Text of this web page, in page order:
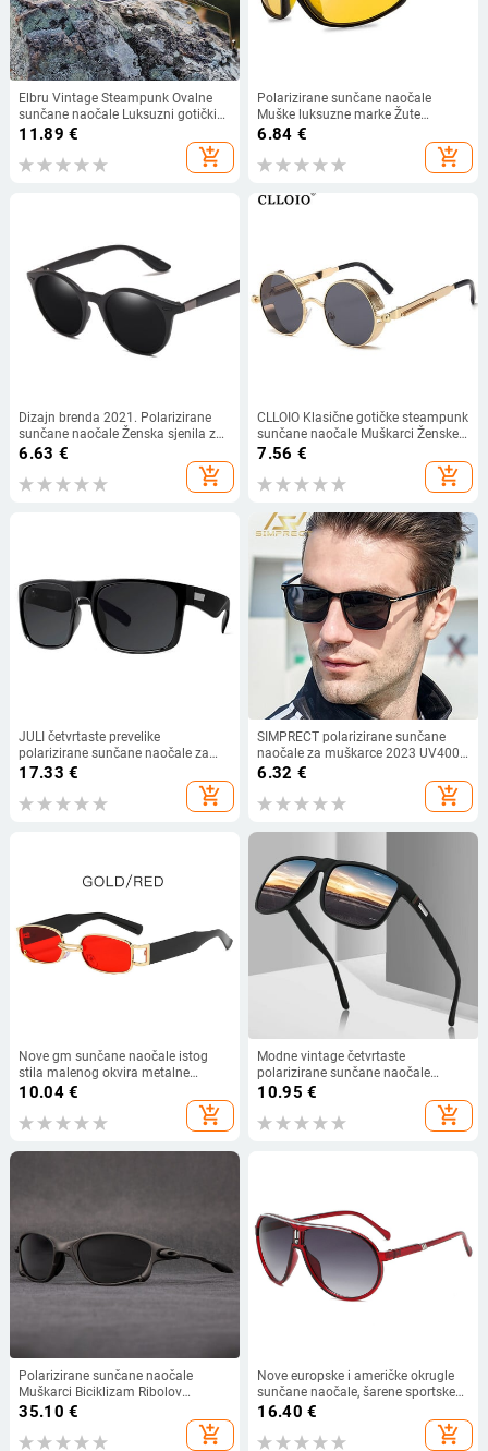
Elbru Vintage Steampunk Ovalne
sunčane naočale Luksuzni gotički
metalni okvir Gravirani suncobrani
naočale Muške Ženske
11.89 €
add_shopping_cart
Polarizirane sunčane naočale
Muške luksuzne marke Žute
naočale za noćno gledanje
Ribolovne sportske naočale Vintage
četvrtaste naočale za vožnju Oclous
6.84 €
add_shopping_cart
Dizajn brenda 2021. Polarizirane
sunčane naočale Ženska sjenila za
vozača Muške vintage sunčane
naočale Ženske okrugle zrcale Ljeto
UV400
6.63 €
add_shopping_cart
CLLOIO Klasične gotičke steampunk
sunčane naočale Muškarci Ženske
modne okrugle naočale Vintage
sunčane naočale Visokokvalitetni
metalni okvir UV400
7.56 €
add_shopping_cart
JULI četvrtaste prevelike
polarizirane sunčane naočale za
velike muške glave Retro vintage
sunčane naočale za ribolov s UV
zaštitom 8130
17.33 €
add_shopping_cart
SIMPRECT polarizirane sunčane
naočale za muškarce 2023 UV400
visokokvalitetne luksuzne marke
modne vintage retro kvadratne
pravokutne sunčane naočale
6.32 €
add_shopping_cart
Nove gm sunčane naočale istog
stila malenog okvira metalne
kvadratne sunčane naočale modni
trend osobnost kopča za muškarce
i žene
10.04€
add_shopping_cart
Modne vintage četvrtaste
polarizirane sunčane naočale
Muškarci Žene Luksuzni brend
Dizajner Muške sunčane naočale
Vožnja Ribolov UV400 Naočale
10.95 €
add_shopping_cart
Polarizirane sunčane naočale
Muškarci Biciklizam Ribolov
Vozačke naočale Sport na
naočale Naočale Muške Ženske
35.10 €
add_shopping_cart
Nove europske i američke okrugle
sunčane naočale, šarene sportske
sunčane naočale za vanjsku
upotrebu, retro naočale C138
unisex
16.40 €
add_shopping_cart